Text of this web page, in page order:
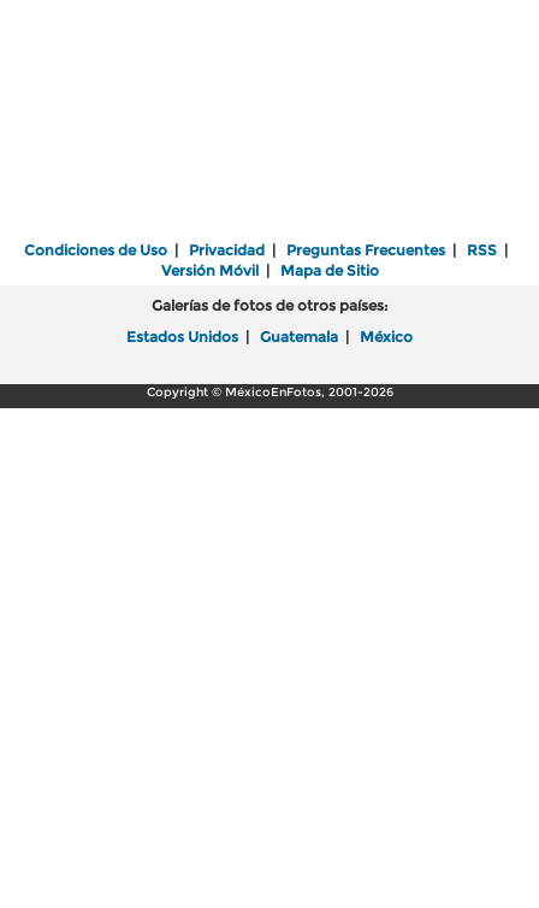
Condiciones de Uso | Privacidad | Preguntas Frecuentes | RSS |
Versión Móvil| Mapa de Sitio
Galerías de fotos de otros países:
Estados Unidos | Guatemala | México
Copyright © MéxicoEnFotos, 2001-2026